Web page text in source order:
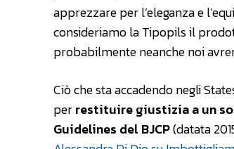
apprezzare per l’eleganza e
consideriamo la Tipopils il
probabilmente neanche noi
Ciò che sta accadendo negli
perrestituire giustizia a un
Guidelines del BJCP(datata